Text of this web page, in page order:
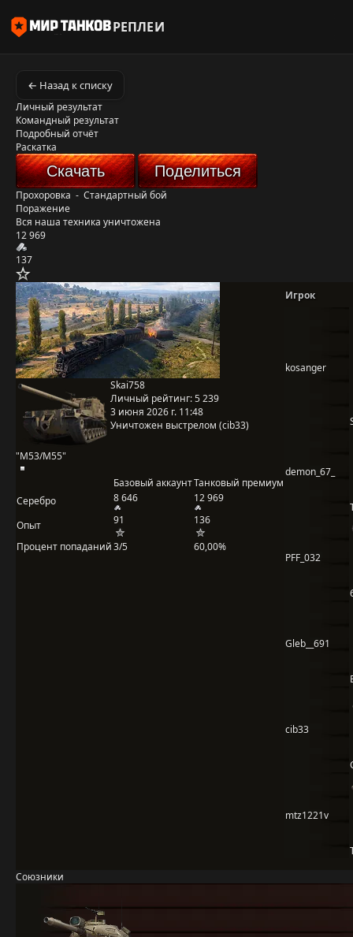
РЕПЛЕИ
← Назад к списку
Личный результат
Командный результат
Подробный отчёт
Раскатка
Скачать Поделиться
Прохоровка - Стандартный бой
Поражение
Вся наша техника уничтожена
12 969
137
"M53/M55"
Skai758
Личный рейтинг:5 239
3 июня 2026 г. 11:48
Уничтожен выстрелом (cib33)
Базовый аккаунтТанковый премиум
Серебро
8 646 12 969
Опыт 91
136
Процент попаданий3/5 60,00%
Игрок
kosanger
demon_67_
PFF_032
Gleb__691
cib33
mtz1221v
Союзники